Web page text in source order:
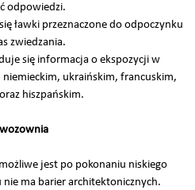
odpowiedzi.
ławki przeznaczone do odpoczynku
zwiedzania.
się informacja o ekspozycji w
ukraińskim, francuskim,
hiszpańskim.
jest po pokonaniu niskiego
ma barier architektonicznych.